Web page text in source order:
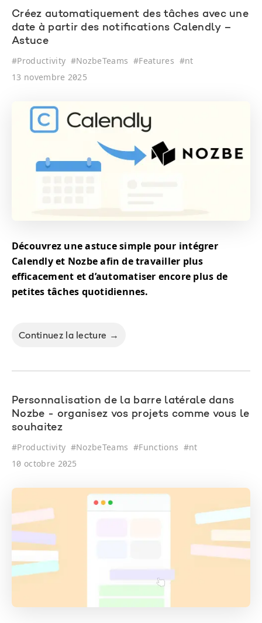
Créez automatiquement des tâches avec une
date à partir des notifications Calendly –
Astuce
#Productivity #NozbeTeams #Features #nt
13 novembre 2025
Découvrez une astuce simple pour intégrer
Calendly et Nozbe afin de travailler plus
efficacement et d’automatiser encore plus de
petites tâches quotidiennes.
Continuez la lecture →
Personnalisation de la barre latérale dans
Nozbe - organisez vos projets comme vous le
souhaitez
#Productivity #NozbeTeams #Functions #nt
10 octobre 2025